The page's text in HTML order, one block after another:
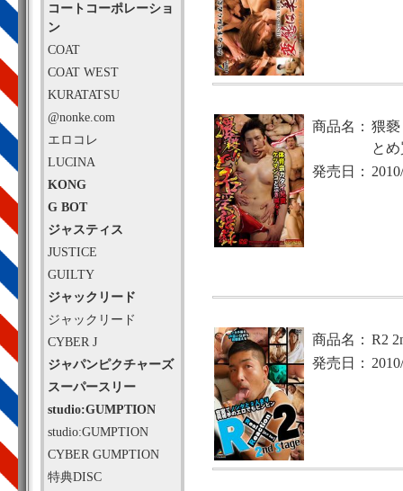
コートコーポレーショ
ン
COAT
COAT WEST
KURATATSU
@nonke.com
エロコレ
LUCINA
KONG
G BOT
ジャスティス
JUSTICE
GUILTY
ジャックリード
ジャックリード
CYBER J
ジャパンピクチャーズ
スーパースリー
studio:GUMPTION
studio:GUMPTION
CYBER GUMPTION
特典DISC
商品名： 猥
と
発売日：
商品名： R2
発売日：